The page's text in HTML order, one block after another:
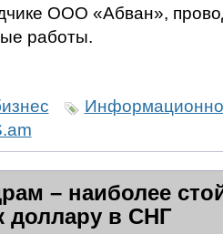
ООО «Абван»,
работы.
– наиболее
доллару в СНГ